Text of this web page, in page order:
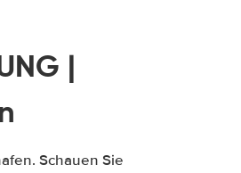
|
Schauen Sie